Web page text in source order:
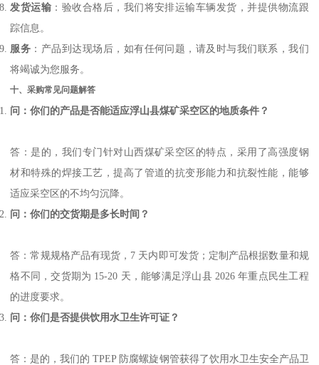
发货运输 ：验收合格后，我们将安排运输车辆发货，并提供物流跟
踪信息。
服务 ：产品到达现场后，如有任何问题，请及时与我们联系，我们
将竭诚为您服务。
十、采购常见问题解答
问：你们的产品是否能适应浮山县煤矿采空区的地质条件？
答：是的，我们专门针对山西煤矿采空区的特点，采用了高强度钢
材和特殊的焊接工艺，提高了管道的抗变形能力和抗裂性能，能够
适应采空区的不均匀沉降。
问：你们的交货期是多长时间？
答：常规规格产品有现货，7 天内即可发货；定制产品根据数量和规
格不同，交货期为 15-20 天，能够满足浮山县 2026 年重点民生工程
的进度要求。
问：你们是否提供饮用水卫生许可证？
答：是的，我们的 TPEP 防腐螺旋钢管获得了饮用水卫生安全产品卫